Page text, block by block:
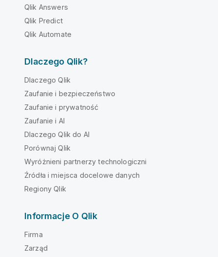
Qlik Answers
Qlik Predict
Qlik Automate
Dlaczego Qlik?
Dlaczego Qlik
Zaufanie i bezpieczeństwo
Zaufanie i prywatność
Zaufanie i AI
Dlaczego Qlik do AI
Porównaj Qlik
Wyróżnieni partnerzy technologiczni
Źródła i miejsca docelowe danych
Regiony Qlik
Informacje O Qlik
Firma
Zarząd